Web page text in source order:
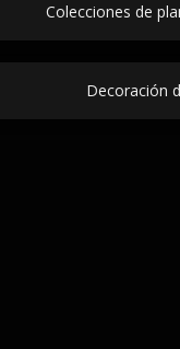
Colecciones de
Decoración